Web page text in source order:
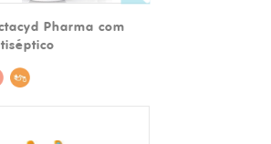
Pharma com